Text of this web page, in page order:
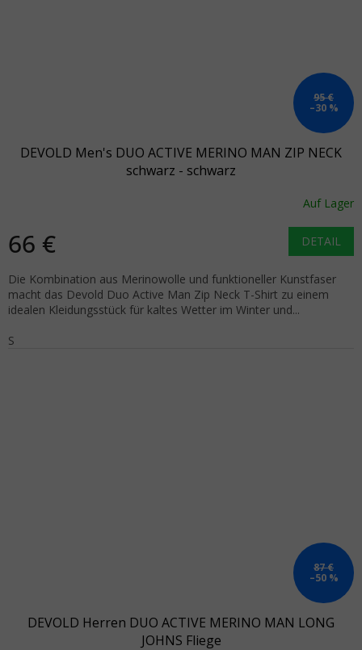
95 €
–30 %
DEVOLD Men's DUO ACTIVE MERINO MAN ZIP NECK
schwarz - schwarz
Auf Lager
66 € DETAIL
Die Kombination aus Merinowolle und funktioneller Kunstfaser
macht das Devold Duo Active Man Zip Neck T-Shirt zu einem
idealen Kleidungsstück für kaltes Wetter im Winter und...
S
87 €
–50 %
DEVOLD Herren DUO ACTIVE MERINO MAN LONG
JOHNS Fliege